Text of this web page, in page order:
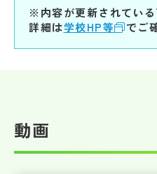
※内容が更新されている
詳細は学校HP等 でご
動画